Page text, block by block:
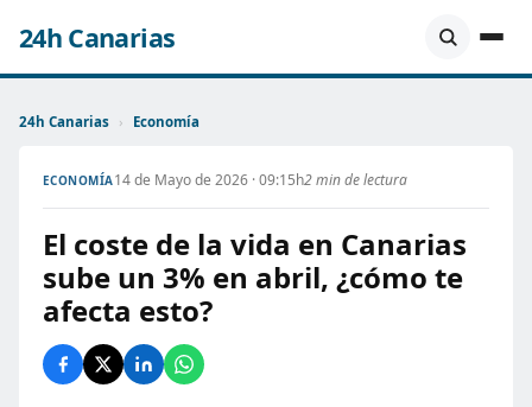
24h Canarias
24h Canarias › Economía
ECONOMÍA14 de Mayo de 2026 · 09:15h2 min de lectura
El coste de la vida en Canarias
sube un 3% en abril, ¿cómo te
afecta esto?